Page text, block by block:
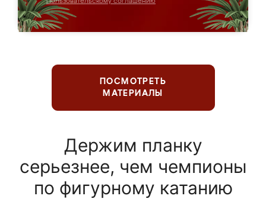
ПОСМОТРЕТЬ
МАТЕРИАЛЫ
Держим планку
серьезнее, чем чемпионы
по фигурному катанию